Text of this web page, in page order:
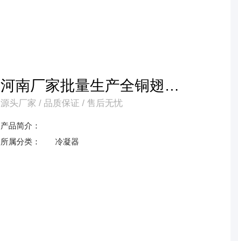
河南厂家批量生产全铜翅片
式蒸发器冷凝器产品
源头厂家 / 品质保证 / 售后无忧
产品简介：
所属分类：
冷凝器